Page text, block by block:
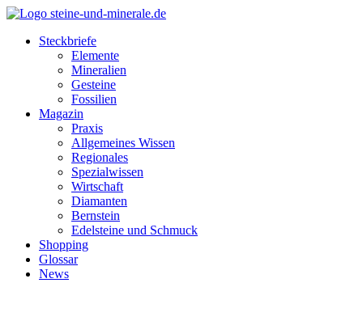
Steckbriefe
Elemente
Mineralien
Gesteine
Fossilien
Magazin
Praxis
Allgemeines Wissen
Regionales
Spezialwissen
Wirtschaft
Diamanten
Bernstein
Edelsteine und Schmuck
Shopping
Glossar
News